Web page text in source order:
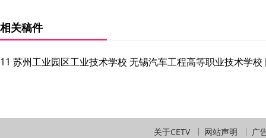
相关稿件
11 苏州工业园区工业技术学校 无锡汽车工程高等职业技术学校
关于CETV 网站声明 广